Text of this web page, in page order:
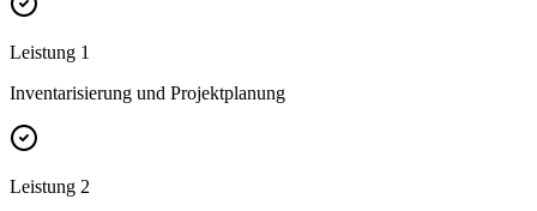
Leistung 1
Inventarisierung und Projektplanung
Leistung 2